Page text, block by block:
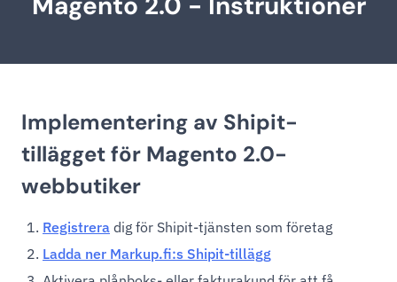
Implementering av Shipit-
tillägget för Magento 2.0-
webbutiker
Registrera dig för Shipit-tjänsten som företag
Ladda ner Markup.fi:s Shipit-tillägg